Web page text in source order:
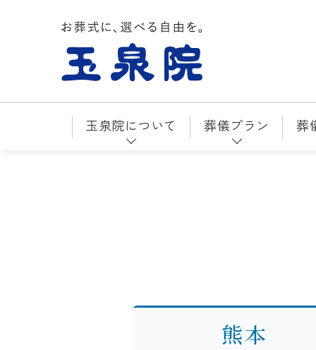
お葬式に、選べる自由を。玉泉院
玉泉院について 葬儀プラン 葬
熊本